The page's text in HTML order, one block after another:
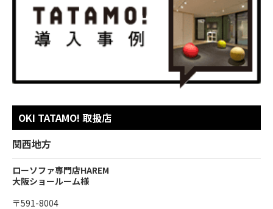
OKI TATAMO! 取扱店
関西地方
ローソファ専門店HAREM
大阪ショールーム様
〒591-8004